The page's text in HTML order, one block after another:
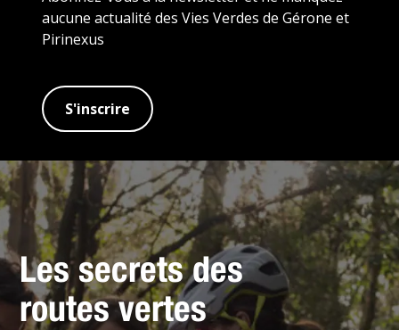
aucune actualité des Vies Verdes de Gérone et
Pirinexus
S'inscrire
Les secrets des
routes vertes